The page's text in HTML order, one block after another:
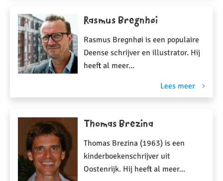
Rasmus Bregnhøi
Rasmus Bregnhøi is een populaire
Deense schrijver en illustrator. Hij
heeft al meer...
Lees meer
Thomas Brezina
Thomas Brezina (1963) is een
kinderboekenschrijver uit
Oostenrijk. Hij heeft al meer...